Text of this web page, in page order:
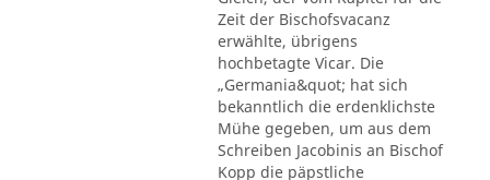
Zeit der Bischofsvacanz
erwählte, übrigens
hochbetagte Vicar. Die
„Germania&quot; hat sich
bekanntlich die erdenklichste
Mühe gegeben, um aus dem
Schreiben Jacobinis an Bischof
Kopp die päpstliche